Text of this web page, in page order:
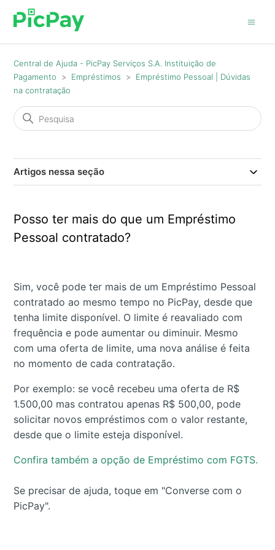
Central de Ajuda - PicPay Serviços S.A. Instituição de
Pagamento
Empréstimos
Empréstimo Pessoal | Dúvidas
na contratação
Artigos nessa seção
Posso ter mais do que um Empréstimo
Pessoal contratado?
Sim, você pode ter mais de um Empréstimo Pessoal
contratado ao mesmo tempo no PicPay, desde que
tenha limite disponível. O limite é reavaliado com
frequência e pode aumentar ou diminuir. Mesmo
com uma oferta de limite, uma nova análise é feita
no momento de cada contratação.
Por exemplo: se você recebeu uma oferta de R$
1.500,00 mas contratou apenas R$ 500,00, pode
solicitar novos empréstimos com o valor restante,
desde que o limite esteja disponível.
Confira também a opção de Empréstimo com FGTS.
Se precisar de ajuda, toque em "Converse com o
PicPay".